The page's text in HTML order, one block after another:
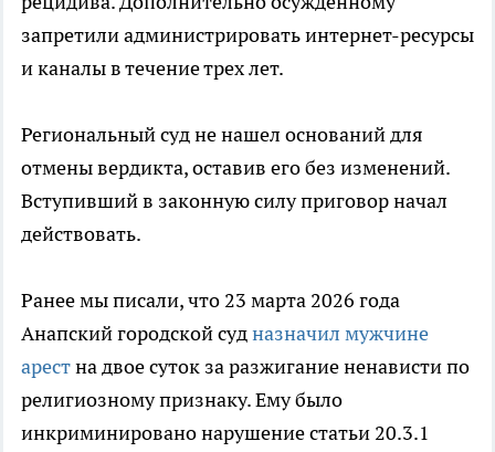
запретили администрировать интернет-ресурсы
и каналы в течение трех лет.
Региональный суд не нашел оснований для
отмены вердикта, оставив его без изменений.
Вступивший в законную силу приговор начал
действовать.
Ранее мы писали, что 23 марта 2026 года
Анапский городской судназначил мужчине
арестна двое суток за разжигание ненависти по
религиозному признаку. Ему было
инкриминировано нарушение статьи 20.3.1